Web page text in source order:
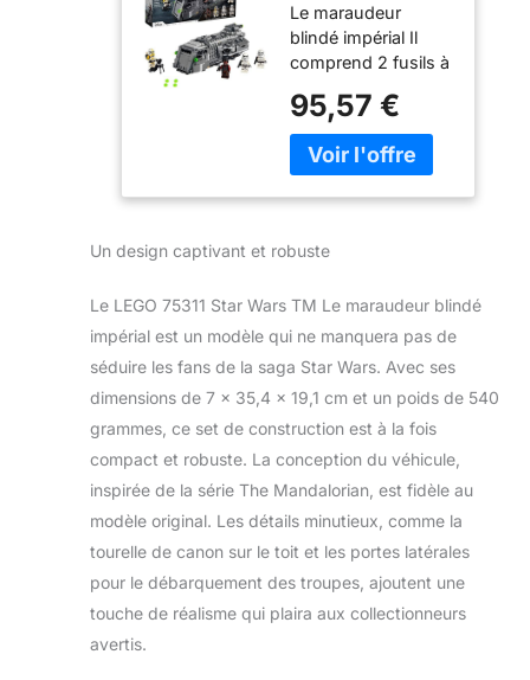
blindé impérial
Le maraudeur
blindé impérial Il
comprend 2 fusils à
qui se soulève afin
de permettre un
accès facile à la
navette Star Wars
mobiles pour
l'atterrissage/le vol,
d'une cabine
figurines LEGO Star
Wars et d'un
compartiment de
stockage d'armes
Âge recommandé
par le fabricant: 8+
Nombre de pièces:
478
95,57 €
Un design captivant et robuste
Le LEGO 75311 Star Wars TM Le maraudeur blindé
impérial est un modèle qui ne manquera pas de
séduire les fans de la saga Star Wars. Avec ses
dimensions de 7 x 35,4 x 19,1 cm et un poids de 540
grammes, ce set de construction est à la fois
compact et robuste. La conception du véhicule,
inspirée de la série The Mandalorian, est fidèle au
modèle original. Les détails minutieux, comme la
tourelle de canon sur le toit et les portes latérales
pour le débarquement des troupes, ajoutent une
touche de réalisme qui plaira aux collectionneurs
avertis.